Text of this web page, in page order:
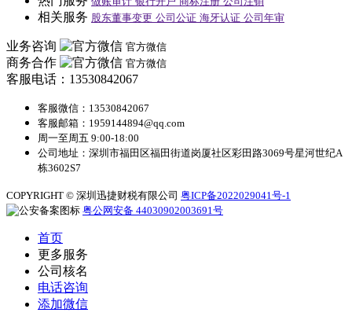
相关服务 股东董事变更 公司公证 海牙认证 公司年审
业务咨询 官方微信
商务合作 官方微信
客服电话：13530842067
客服微信：13530842067
客服邮箱：1959144894@qq.com
周一至周五 9:00-18:00
公司地址：深圳市福田区福田街道岗厦社区彩田路3069号星河世纪A
栋3602S7
COPYRIGHT © 深圳迅捷财税有限公司 粤ICP备2022029041号-1
粤公网安备 44030902003691号
首页
更多服务
公司核名
电话咨询
添加微信